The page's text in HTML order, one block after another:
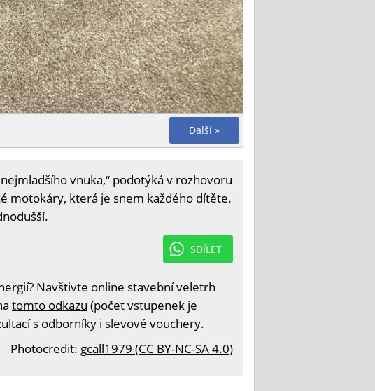
Další »
vnuka,“ podotýká v rozhovoru
motokáry, která je snem každého dítěte.
SDÍLET
Navštivte online stavební veletrh
tomto odkazu (počet vstupenek je
s odborníky i slevové vouchery.
Photocredit: gcall1979 (CC BY-NC-SA 4.0)